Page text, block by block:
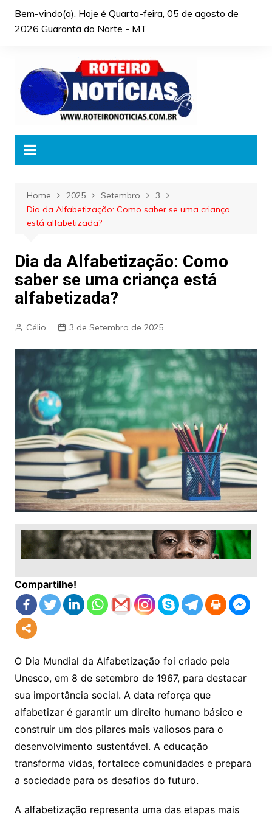
Bem-vindo(a). Hoje é Quarta-feira, 05 de agosto de
2026 Guarantã do Norte - MT
Home 2025 Setembro
3
Dia da Alfabetização: Como saber se uma criança
está alfabetizada?
Dia da Alfabetização: Como
saber se uma criança está
alfabetizada?
Célio 3 de Setembro de 2025
Compartilhe!
O Dia Mundial da Alfabetização foi criado pela
Unesco, em 8 de setembro de 1967, para destacar
sua importância social. A data reforça que
alfabetizar é garantir um direito humano básico e
construir um dos pilares mais valiosos para o
desenvolvimento sustentável. A educação
transforma vidas, fortalece comunidades e prepara
a sociedade para os desafios do futuro.
A alfabetização representa uma das etapas mais